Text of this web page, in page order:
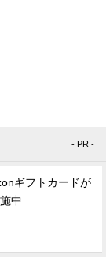
- PR -
ギフトカードが
中